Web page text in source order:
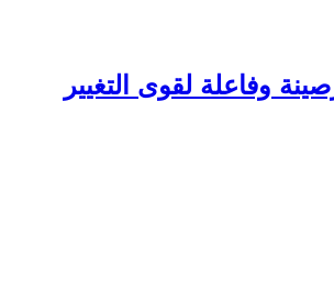
وفاعلة لقوى التغيير